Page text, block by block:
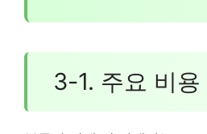
3-1. 주요 비용